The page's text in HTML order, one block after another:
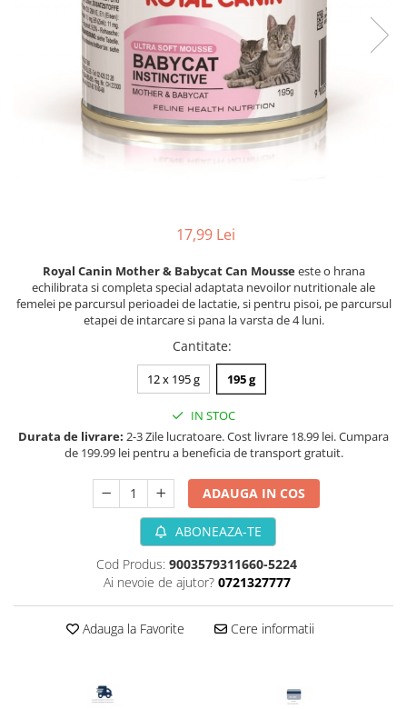
Zgarzi si hamuri caini
Botnita caine
Hrana uscata pentru pisici
Asternut pentru litiere
Litiere pentru pisici
Toaletare pisici
Filtru intern acvariu
Pompa apa acvariu
Lampa pentru acvariu
Neoane si LED-uri pentru acvarii
Substrat acvariu
Sterilizator acvariu
Fertilizatori acvarii
Masini de tuns caini
Accesorii masini tuns caini
Igiena caini
Antiparazitare caini
Accesorii diverse caini
Fertilizatori acvarii
Tratamente pesti acvariu
Furtune si conectori acvarii
Curatare acvarii
Decoruri si plante artificiale
Piese de schimb
17,99 Lei
Royal Canin Mother & Babycat Can Mousseeste o hrana
echilibrata si completa special adaptata nevoilor nutritionale ale
femelei pe parcursul perioadei de lactatie, si pentru pisoi, pe parcursul
etapei de intarcare si pana la varsta de 4 luni.
Cantitate:
12 x 195 g 195 g
IN STOC
Durata de livrare: 2-3 Zile lucratoare. Cost livrare 18.99 lei. Cumpara
de 199.99 lei pentru a beneficia de transport gratuit.
ADAUGA IN COS
ABONEAZA-TE
Cod Produs: 9003579311660-5224
Ai nevoie de ajutor? 0721327777
Adauga la Favorite Cere informatii